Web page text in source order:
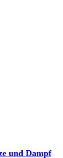
und Dampf